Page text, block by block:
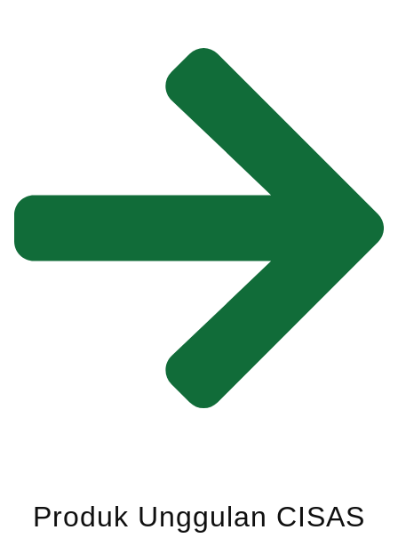
Produk Unggulan CISAS